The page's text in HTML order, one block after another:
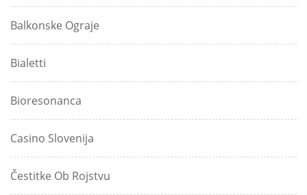
Balkonske Ograje
Bialetti
Bioresonanca
Casino Slovenija
Čestitke Ob Rojstvu